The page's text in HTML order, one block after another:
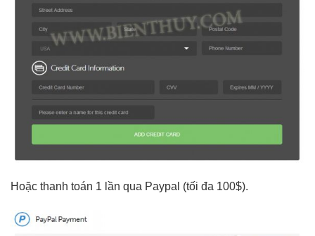
Hoặc thanh toán 1 lần qua Paypal (tối đa 100$).